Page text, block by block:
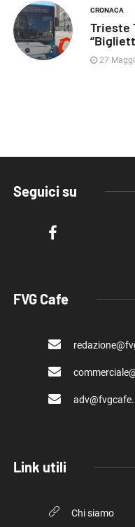
CRONACA
Trieste
27
Seguici su
FVG Cafe
Link utili
Chi siamo